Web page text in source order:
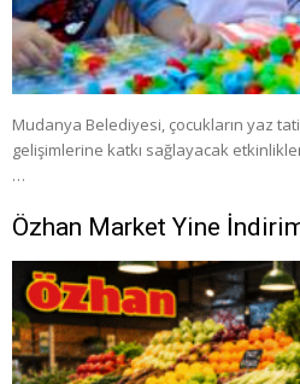
Mudanya Belediyesi, çocukların yaz
gelişimlerine katkı sağlayacak
…
Özhan Market Yine